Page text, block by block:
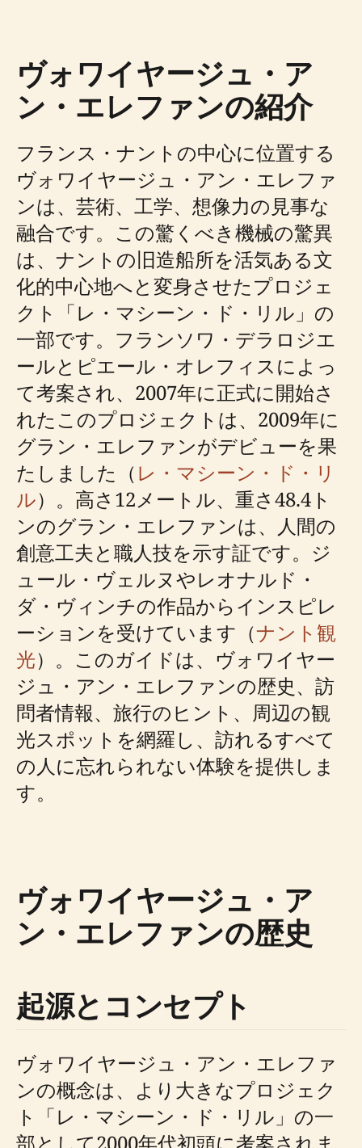
ヴォワイヤージュ・ア
ン・エレファンの紹介
フランス・ナントの中心に位置する
ヴォワイヤージュ・アン・エレファ
ンは、芸術、工学、想像力の見事な
融合です。この驚くべき機械の驚異
は、ナントの旧造船所を活気ある文
化的中心地へと変身させたプロジェ
クト「レ・マシーン・ド・リル」の
一部です。フランソワ・デラロジエ
ールとピエール・オレフィスによっ
て考案され、2007年に正式に開始さ
れたこのプロジェクトは、2009年に
グラン・エレファンがデビューを果
たしました（レ・マシーン・ド・リ
ル）。高さ12メートル、重さ48.4ト
ンのグラン・エレファンは、人間の
創意工夫と職人技を示す証です。ジ
ュール・ヴェルヌやレオナルド・
ダ・ヴィンチの作品からインスピレ
ーションを受けています（ナント観
光）。このガイドは、ヴォワイヤー
ジュ・アン・エレファンの歴史、訪
問者情報、旅行のヒント、周辺の観
光スポットを網羅し、訪れるすべて
の人に忘れられない体験を提供しま
す。
ヴォワイヤージュ・ア
ン・エレファンの歴史
起源とコンセプト
ヴォワイヤージュ・アン・エレファ
ンの概念は、より大きなプロジェク
ト「レ・マシーン・ド・リル」の一
部として2000年代初頭に考案されま